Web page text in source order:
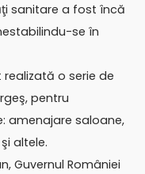
sanitare a fost încă
se în
o serie de
pentru
amenajare saloane,
altele.
Guvernul României